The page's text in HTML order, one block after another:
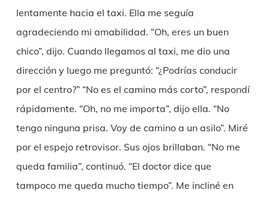
lentamente hacia el taxi. Ella me seguía
agradeciendo mi amabilidad. “Oh, eres un buen
chico”, dijo. Cuando llegamos al taxi, me dio una
dirección y luego me preguntó: “¿Podrías conducir
por el centro?” “No es el camino más corto”, respondí
rápidamente. “Oh, no me importa”, dijo ella. “No
tengo ninguna prisa. Voy de camino a un asilo”. Miré
por el espejo retrovisor. Sus ojos brillaban. “No me
queda familia”, continuó. “El doctor dice que
tampoco me queda mucho tiempo”. Me incliné en